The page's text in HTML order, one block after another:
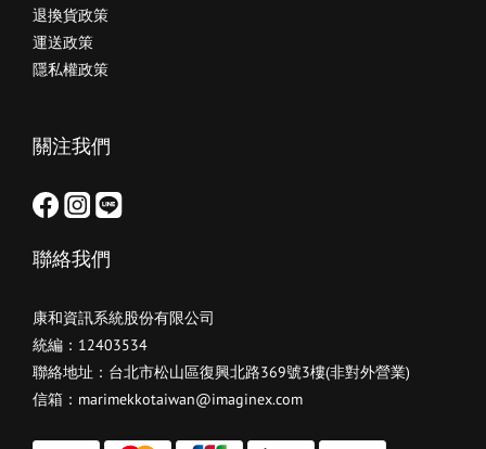
退換貨政策
運送政策
隱私權政策
關注我們
聯絡我們
康和資訊系統股份有限公司
統編：12403534
聯絡地址：台北市松山區復興北路369號3樓(非對外營業)
信箱：marimekkotaiwan@imaginex.com